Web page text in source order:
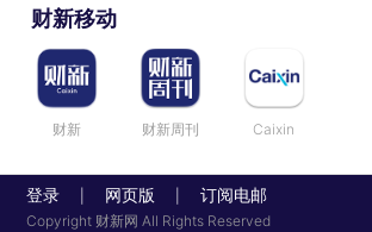
财新移动
财新 财新周刊 Caixin
登录 网页版 订阅电邮
Copyright 财新网 All Rights Reserved